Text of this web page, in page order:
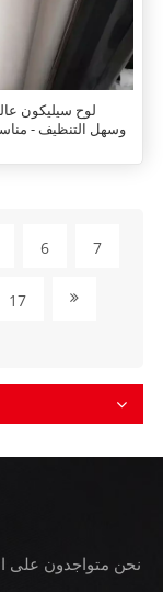
لوح سيليكون
وسهل التنظيف -
6 7
17
نحن متواجدون على الإنترنت 7*24 ساعة